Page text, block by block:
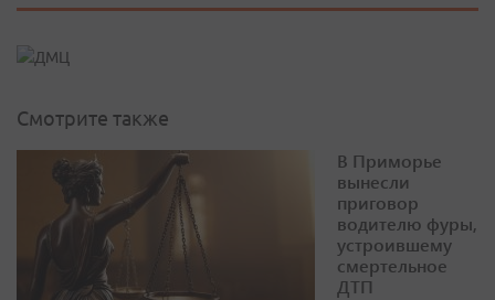
Смотрите также
В Приморье
вынесли
приговор
водителю фуры,
устроившему
смертельное
ДТП